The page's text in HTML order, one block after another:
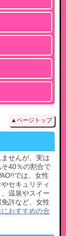
▲ページトップ
せんが、実は
40％の割合で
では、女性
セキュリティ
温泉やスイー
許など、女性
におすすめの合